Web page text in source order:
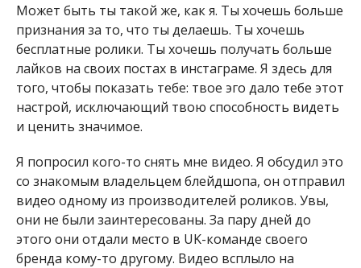
Может быть ты такой же, как я. Ты хочешь больше
признания за то, что ты делаешь. Ты хочешь
бесплатные ролики. Ты хочешь получать больше
лайков на своих постах в инстаграме. Я здесь для
того, чтобы показать тебе: твое эго дало тебе этот
настрой, исключающий твою способность видеть
и ценить значимое.
Я попросил кого-то снять мне видео. Я обсудил это
со знакомым владельцем блейдшопа, он отправил
видео одному из производителей роликов. Увы,
они не были заинтересованы. За пару дней до
этого они отдали место в UK-команде своего
бренда кому-то другому. Видео всплыло на